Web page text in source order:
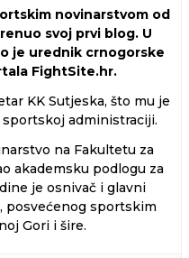
novinarstvom od
svoj prvi blog. U
je urednik crnogorske
FightSite.hr.
KK Sutjeska, što mu je
administraciji.
na Fakultetu za
akademsku podlogu za
je osnivač i glavni
posvećenog sportskim
Gori i šire.